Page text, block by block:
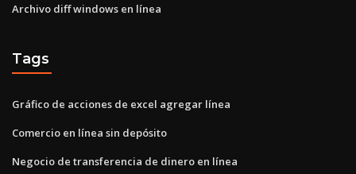
Archivo diff windows en línea
Tags
Gráfico de acciones de excel agregar línea
Comercio en línea sin depósito
Negocio de transferencia de dinero en línea